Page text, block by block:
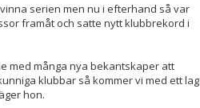
serien men nu i efterhand så var
framåt och satte nytt klubbrekord i
med många nya bekantskaper att
klubbar så kommer vi med ett lag
hon.